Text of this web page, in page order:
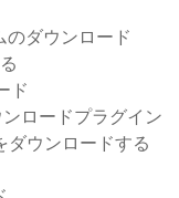
のダウンロード
ド
ロードプラグイン
ダウンロードする